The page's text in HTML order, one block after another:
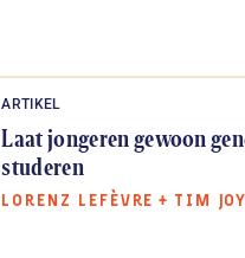
ARTIKEL
Laat jongeren gewoon
studeren
LORENZ LEFÈVRE + TIM